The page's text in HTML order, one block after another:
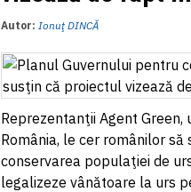
Autor: Ionuţ DINCĂ
Reprezentanţii Agent Green,
România, le cer românilor
conservarea populaţiei de
legalizeze vânătoare la urs